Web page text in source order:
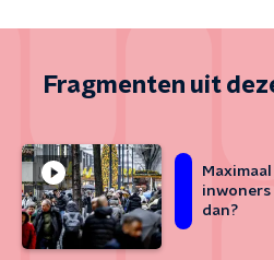
Fragmenten uit
inwoners
dan?